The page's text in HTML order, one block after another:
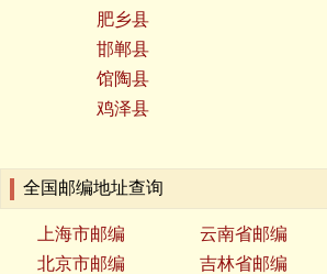
肥乡县
邯郸县
馆陶县
鸡泽县
全国邮编地址查询
上海市邮编 云南省邮编
北京市邮编
吉林省邮编